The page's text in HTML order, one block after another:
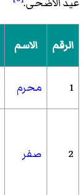
الرقم الاسم
1 محرم
2 صفر